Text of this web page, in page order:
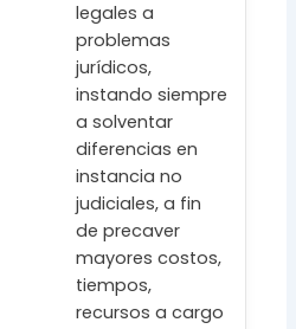
legales a
problemas
jurídicos,
instando siempre
a solventar
diferencias en
instancia no
judiciales, a fin
de precaver
mayores costos,
tiempos,
recursos a cargo